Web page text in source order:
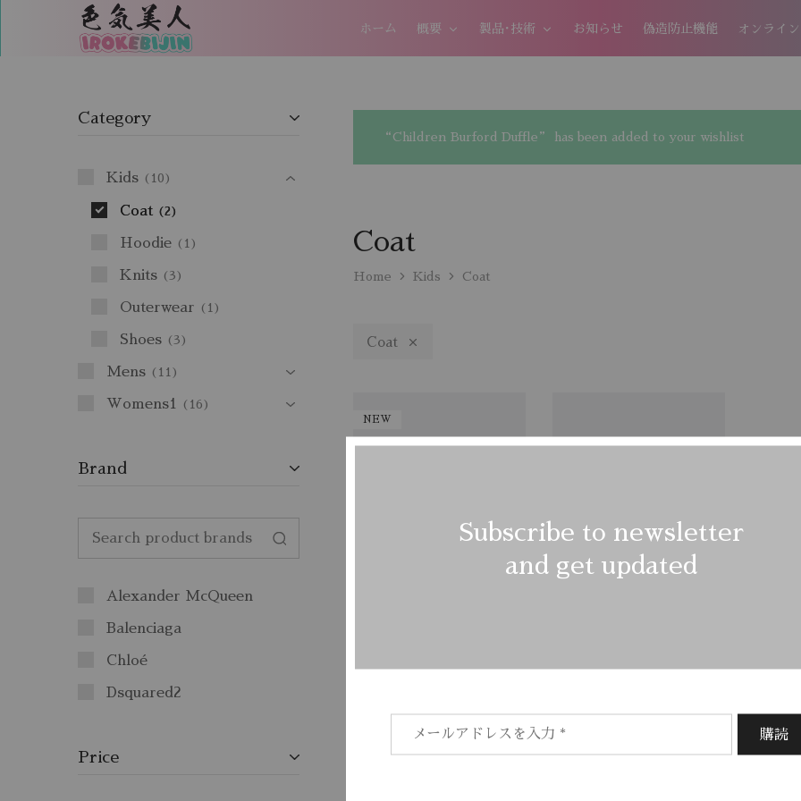
IROKEBIJIN（色
気
ホーム 概要 製品･技術 お知らせ 偽造防止機能 オンライ
“Children Burford Duffle” has been added to your wishlist
Coat
Home Kids Coat
Coat
NEW
$50.00
$320.00
Category
Kids 10
Coat 2
Hoodie 1
Knits 3
Outerwear 1
Shoes 3
Mens 11
Womens1 16
Brand
Alexander McQueen
Balenciaga
Chloé
Dsquared2
Price
Subscribe to newsletter
and get updated